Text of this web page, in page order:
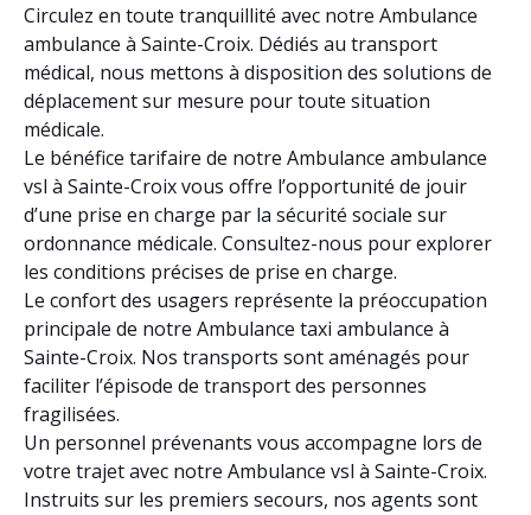
Circulez en toute tranquillité avec notre Ambulance
ambulance à Sainte-Croix. Dédiés au transport
médical, nous mettons à disposition des solutions de
déplacement sur mesure pour toute situation
médicale.
Le bénéfice tarifaire de notre Ambulance ambulance
vsl à Sainte-Croix vous offre l’opportunité de jouir
d’une prise en charge par la sécurité sociale sur
ordonnance médicale. Consultez-nous pour explorer
les conditions précises de prise en charge.
Le confort des usagers représente la préoccupation
principale de notre Ambulance taxi ambulance à
Sainte-Croix. Nos transports sont aménagés pour
faciliter l’épisode de transport des personnes
fragilisées.
Un personnel prévenants vous accompagne lors de
votre trajet avec notre Ambulance vsl à Sainte-Croix.
Instruits sur les premiers secours, nos agents sont